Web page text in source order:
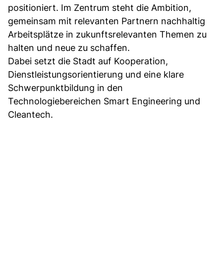
positioniert. Im Zentrum steht die Ambition,
gemeinsam mit relevanten Partnern nachhaltig
Arbeitsplätze in zukunftsrelevanten Themen zu
halten und neue zu schaffen.
Dabei setzt die Stadt auf Kooperation,
Dienstleistungsorientierung und eine klare
Schwerpunktbildung in den
Technologiebereichen Smart Engineering und
Cleantech.